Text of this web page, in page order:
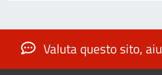
Valuta questo sito,